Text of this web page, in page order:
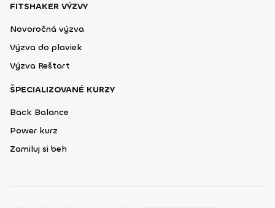
FITSHAKER VÝZVY
Novoročná výzva
Výzva do plaviek
Výzva Reštart
ŠPECIALIZOVANÉ KURZY
Back Balance
Power kurz
Zamiluj si beh